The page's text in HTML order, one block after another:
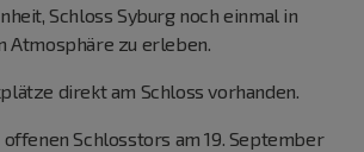
Schloss Syburg noch einmal in
Atmosphäre zu erleben.
direkt am Schloss vorhanden.
offenen Schlosstors am 19. September